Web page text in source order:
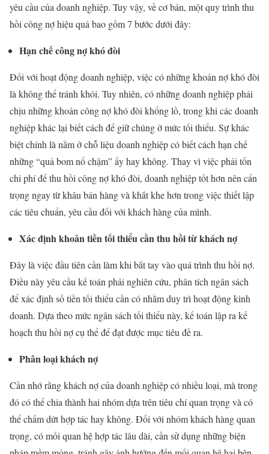
yêu cầu của doanh nghiệp. Tuy vậy, về cơ bản, một quy trình thu
hồi công nợ hiệu quả bao gồm 7 bước dưới đây:
Hạn chế công nợ khó đòi
Đối với hoạt động doanh nghiệp, việc có những khoản nợ khó đòi
là không thể tránh khỏi. Tuy nhiên, có những doanh nghiệp phải
chịu những khoản công nợ khó đòi khổng lồ, trong khi các doanh
nghiệp khác lại biết cách để giữ chúng ở mức tối thiểu. Sự khác
biệt chính là nằm ở chỗ liệu doanh nghiệp có biết cách hạn chế
những “quả bom nổ chậm” ấy hay không. Thay vì việc phải tốn
chi phí để thu hồi công nợ khó đòi, doanh nghiệp tốt hơn nên cẩn
trọng ngay từ khâu bán hàng và khắt khe hơn trong việc thiết lập
các tiêu chuẩn, yêu cầu đối với khách hàng của mình.
Xác định khoản tiền tối thiểu cần thu hồi từ khách nợ
Đây là việc đầu tiên cần làm khi bắt tay vào quá trình thu hồi nợ.
Điều này yêu cầu kế toán phải nghiên cứu, phân tích ngân sách
để xác định số tiền tối thiểu cần có nhằm duy trì hoạt động kinh
doanh. Dựa theo mức ngân sách tối thiểu này, kế toán lập ra kế
hoạch thu hồi nợ cụ thể để đạt được mục tiêu đề ra.
Phân loại khách nợ
Cần nhớ rằng khách nợ của doanh nghiệp có nhiều loại, mà trong
đó có thể chia thành hai nhóm dựa trên tiêu chí quan trọng và có
thể chấm dứt hợp tác hay không. Đối với nhóm khách hàng quan
trọng, có mối quan hệ hợp tác lâu dài, cần sử dụng những biện